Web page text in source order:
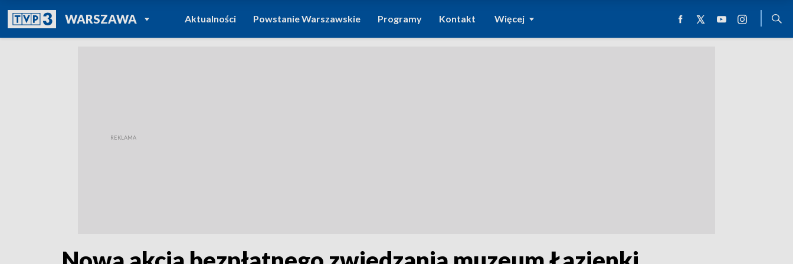
WARSZAWAPOWRÓT DO
TVP REGIONY
Aktualności Powstanie Warszawskie Programy Kontakt Więcej